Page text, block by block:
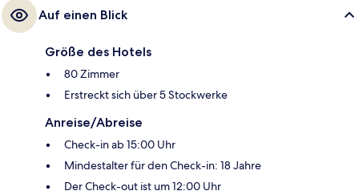
Auf einen Blick
Größe des Hotels
80 Zimmer
Erstreckt sich über 5 Stockwerke
Anreise/Abreise
Check-in ab 15:00 Uhr
Mindestalter für den Check-in: 18 Jahre
Der Check-out ist um 12:00 Uhr